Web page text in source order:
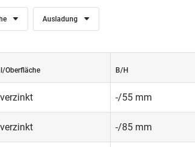
Ausladung
Oberfläche B/H
-/55 mm
-/85 mm